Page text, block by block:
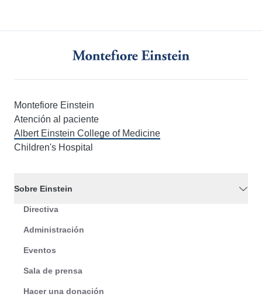
Montefiore Einstein
Atención al paciente
Albert Einstein College of Medicine
Children's Hospital
Sobre Einstein
Directiva
Administración
Eventos
Sala de prensa
Hacer una donación